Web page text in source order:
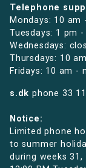
Telephone
Mondays: 10 am
Tuesdays: 1 pm -
Wednesdays:
Thursdays: 10
Fridays: 10 am -
s.dk phone 33
Notice:
Limited phone
to summer
during weeks 31,